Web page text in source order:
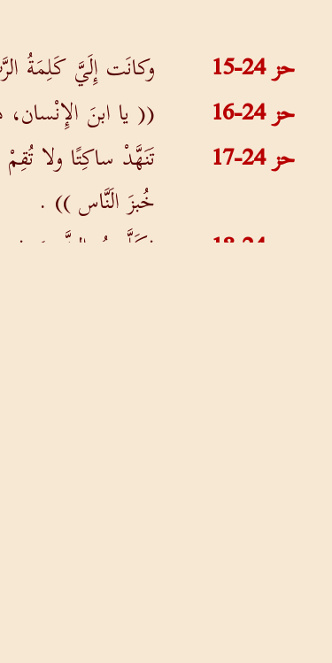
حز 24-15
وكانَت إِلَيَّ كَلِمَةُ
حز 24-16
(( يا ابنَ
حز 24-17
تَنَهَّدْ ساكِتًا ولا
خُبزَ الَنَّاس )) .
فكَلَّمتُ الشَّعبَ في